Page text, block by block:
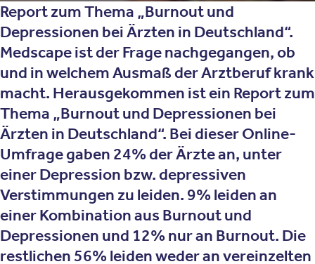
Report zum Thema „Burnout und
Depressionen bei Ärzten in Deutschland“.
Medscape ist der Frage nachgegangen, ob
und in welchem Ausmaß der Arztberuf krank
macht. Herausgekommen ist ein Report zum
Thema „Burnout und Depressionen bei
Ärzten in Deutschland“. Bei dieser Online-
Umfrage gaben 24% der Ärzte an, unter
einer Depression bzw. depressiven
Verstimmungen zu leiden. 9% leiden an
einer Kombination aus Burnout und
Depressionen und 12% nur an Burnout. Die
restlichen 56% leiden weder an vereinzelten